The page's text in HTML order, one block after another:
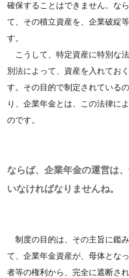
確保することはできません。な
て、その積立資産を、企業破綻
す。
こうして、特定資産に特別な
別法によって、資産を入れてお
す。その目的で制定されている
り、企業年金とは、この法律に
のです。
ならば、企業年金の運営は
いなければなりませんね。
制度の目的は、その主旨に鑑
て、企業年金資産が、母体とな
者等の権利から、完全に遮断さ